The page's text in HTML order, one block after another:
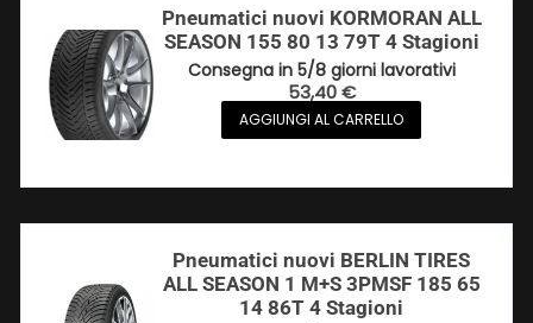
Pneumatici nuovi KORMORAN ALL
SEASON 155 80 13 79T 4 Stagioni
Consegna in 5/8 giorni lavorativi
53,40€
AGGIUNGI AL CARRELLO
Pneumatici nuovi BERLIN TIRES
ALL SEASON 1 M+S 3PMSF 185 65
14 86T 4 Stagioni